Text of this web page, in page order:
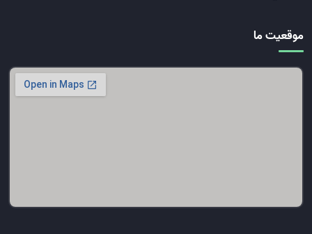
موقعیت ما